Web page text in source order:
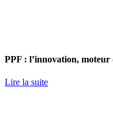
PPF : l’innovation, moteur
Lire la suite